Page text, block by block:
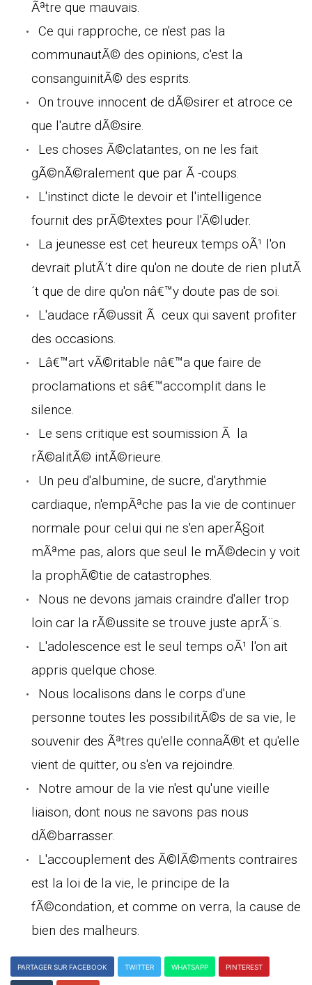
Ãªtre que mauvais.
Ce qui rapproche, ce n'est pas la
communautÃ© des opinions, c'est la
consanguinitÃ© des esprits.
On trouve innocent de dÃ©sirer et atroce ce
que l'autre dÃ©sire.
Les choses Ã©clatantes, on ne les fait
gÃ©nÃ©ralement que par Ã -coups.
L'instinct dicte le devoir et l'intelligence
fournit des prÃ©textes pour l'Ã©luder.
La jeunesse est cet heureux temps oÃ¹ l'on
devrait plutÃ´t dire qu'on ne doute de rien plutÃ
´t que de dire qu'on nâ€™y doute pas de soi.
L'audace rÃ©ussit Ã ceux qui savent profiter
des occasions.
Lâ€™art vÃ©ritable nâ€™a que faire de
proclamations et sâ€™accomplit dans le
silence.
Le sens critique est soumission Ã la
rÃ©alitÃ© intÃ©rieure.
Un peu d'albumine, de sucre, d'arythmie
cardiaque, n'empÃªche pas la vie de continuer
normale pour celui qui ne s'en aperÃ§oit
mÃªme pas, alors que seul le mÃ©decin y voit
la prophÃ©tie de catastrophes.
Nous ne devons jamais craindre d'aller trop
loin car la rÃ©ussite se trouve juste aprÃ¨s.
L'adolescence est le seul temps oÃ¹ l'on ait
appris quelque chose.
Nous localisons dans le corps d'une
personne toutes les possibilitÃ©s de sa vie, le
souvenir des Ãªtres qu'elle connaÃ®t et qu'elle
vient de quitter, ou s'en va rejoindre.
Notre amour de la vie n'est qu'une vieille
liaison, dont nous ne savons pas nous
dÃ©barrasser.
L'accouplement des Ã©lÃ©ments contraires
est la loi de la vie, le principe de la
fÃ©condation, et comme on verra, la cause de
bien des malheurs.
PARTAGER SUR FACEBOOK TWITTER WHATSAPP PINTEREST